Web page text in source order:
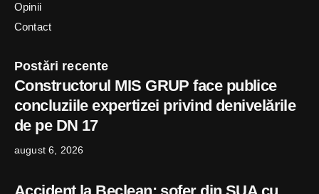
Opinii
Contact
Postări recente
Constructorul MIS GRUP face publice
concluziile expertizei privind denivelările
de pe DN 17
august 6, 2026